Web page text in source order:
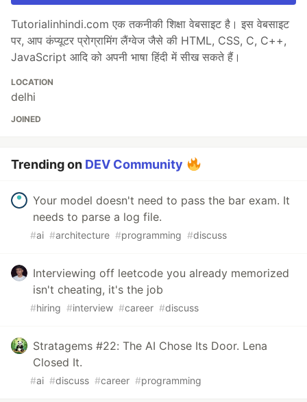
Tutorialinhindi.com एक तकनीकी शिक्षा वेबसाइट है। इस वेबसाइट
पर, आप कंप्यूटर प्रोग्रामिंग लैंग्वेज जैसे की HTML, CSS, C, C++,
JavaScript आदि को अपनी भाषा हिंदी में सीख सकते हैं।
LOCATION
delhi
JOINED
Trending on DEV Community
Your model doesn't need to pass the bar exam. It
needs to parse a log file.
#ai #architecture #programming #discuss
Interviewing off leetcode you already memorized
isn't cheating, it's the job
#hiring #interview #career #discuss
Stratagems #22: The AI Chose Its Door. Lena
Closed It.
#ai #discuss #career #programming